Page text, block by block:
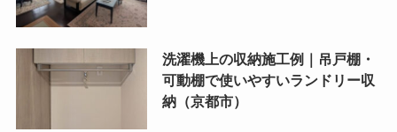
洗濯機上の収納施工例｜吊戸棚・
可動棚で使いやすいランドリー収
納（京都市）